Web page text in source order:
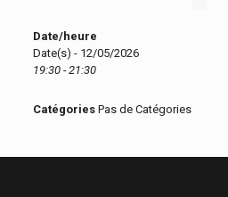
Date/heure
Date(s) - 12/05/2026
19:30 - 21:30
CatégoriesPas de Catégories